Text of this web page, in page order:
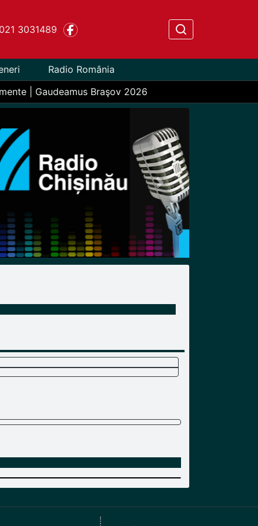
3031489
Radio România
| Gaudeamus Braşov 2026
Next